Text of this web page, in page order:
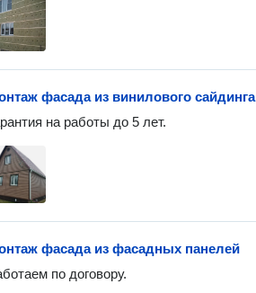
фасада из винилового сайдинга
на работы до 5 лет.
фасада из фасадных панелей
по договору.